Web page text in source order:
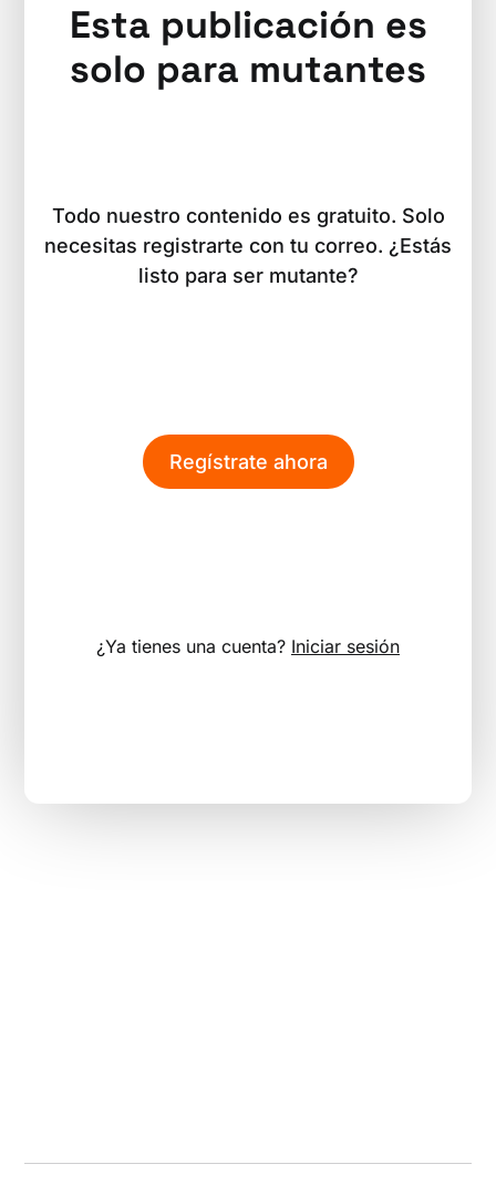
Esta publicación es
solo para mutantes
Todo nuestro contenido es gratuito. Solo
necesitas registrarte con tu correo. ¿Estás
listo para ser mutante?
Regístrate ahora
¿Ya tienes una cuenta? Iniciar sesión